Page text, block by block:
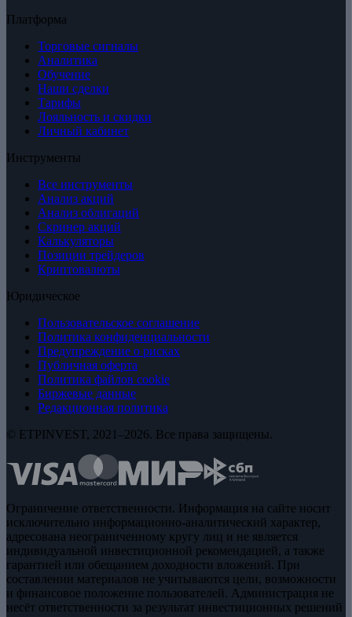
Платформа
Торговые сигналы
Аналитика
Обучение
Наши сделки
Тарифы
Лояльность и скидки
Личный кабинет
Инструменты
Все инструменты
Анализ акций
Анализ облигаций
Скринер акций
Калькуляторы
Позиции трейдеров
Криптовалюты
Юридическое
Пользовательское соглашение
Политика конфиденциальности
Предупреждение о рисках
Публичная оферта
Политика файлов cookie
Биржевые данные
Редакционная политика
© ETPINVEST, 2021–2026. Все права защищены.
Ограничение ответственности. Информация на сайте носит
исключительно информационно-аналитический характер,
адресована неограниченному кругу лиц и не является
индивидуальной инвестиционной рекомендацией, а также
гарантией или обещанием доходности вложений. При
составлении материалов не учитываются цели, возможности
и финансовое положение пользователей. Администрация не
несёт ответственности за результат инвестиционных решений